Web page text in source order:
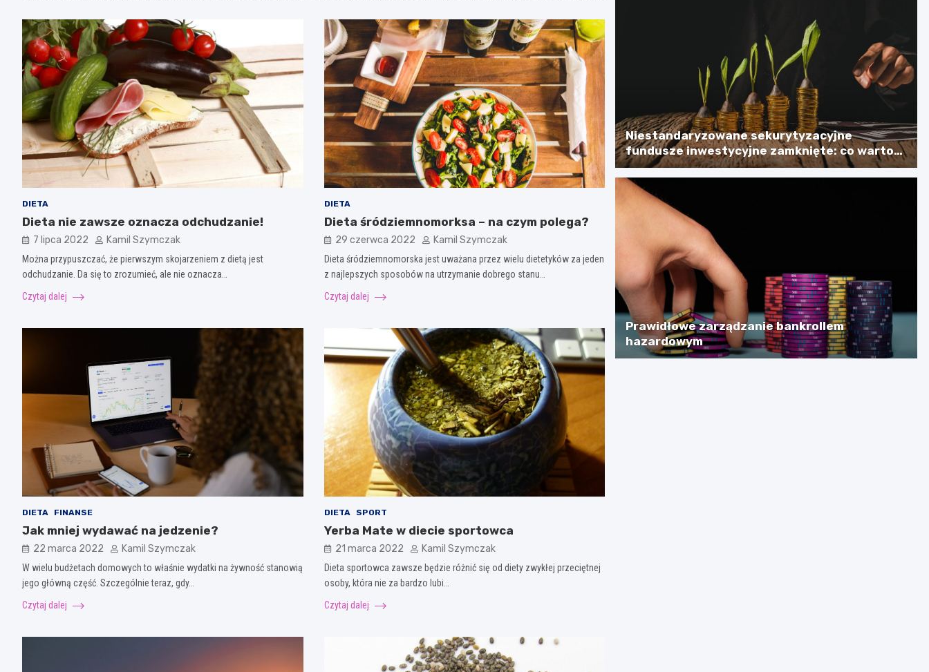
DIETA
Dieta nie zawsze oznacza odchudzanie!
7 lipca 2022 Kamil Szymczak
Można przypuszczać, że pierwszym skojarzeniem z dietą jest
odchudzanie. Da się to zrozumieć, ale nie oznacza…
Czytaj dalej
DIETA
Dieta śródziemnomorksa – na czym polega?
29 czerwca 2022 Kamil Szymczak
Dieta śródziemnomorska jest uważana przez wielu dietetyków za jeden
z najlepszych sposobów na utrzymanie dobrego stanu…
Czytaj dalej
DIETA FINANSE
Jak mniej wydawać na jedzenie?
22 marca 2022 Kamil Szymczak
W wielu budżetach domowych to właśnie wydatki na żywność stanowią
jego główną część. Szczególnie teraz, gdy…
Czytaj dalej
DIETA SPORT
Yerba Mate w diecie sportowca
21 marca 2022 Kamil Szymczak
Dieta sportowca zawsze będzie różnić się od diety zwykłej przeciętnej
osoby, która nie za bardzo lubi…
Czytaj dalej
Niestandaryzowane sekurytyzacyjne
fundusze inwestycyjne zamknięte: co warto
wiedzieć?
Prawidłowe zarządzanie bankrollem
hazardowym